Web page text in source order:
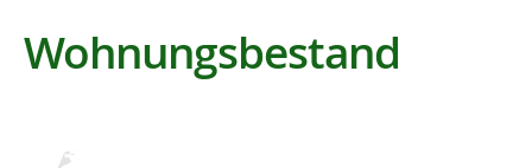
Wohnungsbestand